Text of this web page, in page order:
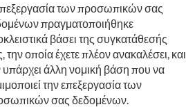
των προσωπικών σας
πραγματοποιήθηκε
βάσει της συγκατάθεσής
την οποία έχετε πλέον ανακαλέσει, και
υπάρχει άλλη νομική βάση που να
την επεξεργασία των
σας δεδομένων.